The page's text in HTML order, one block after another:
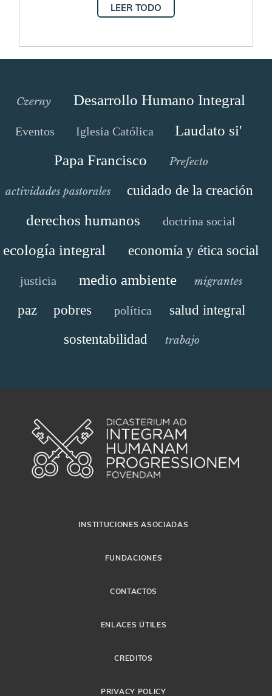
LEER TODO
Czerny Desarrollo Humano Integral
Eventos Iglesia Católica
Laudato si'
Papa Francisco
Prefecto
actividades pastorales cuidado de la creación
derechos humanos doctrina social
ecología integral economía y ética social
justicia medio ambiente migrantes
paz pobres política
salud integral
sostentabilidad
trabajo
INSTITUCIONES ASOCIADAS
FUNDACIONES
CONTACTOS
ENLACES ÚTILES
CREDITOS
PRIVACY POLICY